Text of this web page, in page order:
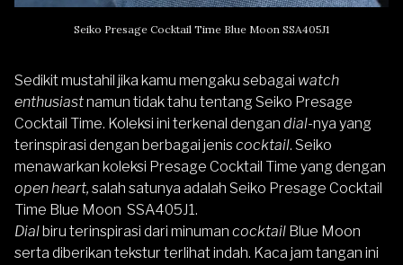
Seiko Presage Cocktail Time Blue Moon SSA405J1
Sedikit mustahil jika kamu mengaku sebagai watch
enthusiastnamun tidak tahu tentang Seiko Presage
Cocktail Time. Koleksi ini terkenal dengan dial-nya yang
terinspirasi dengan berbagai jeniscocktail. Seiko
menawarkan koleksi Presage Cocktail Time yang dengan
open heart, salah satunya adalah Seiko Presage Cocktail
Time Blue Moon SSA405J1.
Dial biru terinspirasi dari minuman cocktail Blue Moon
serta diberikan tekstur terlihat indah. Kaca jam tangan ini